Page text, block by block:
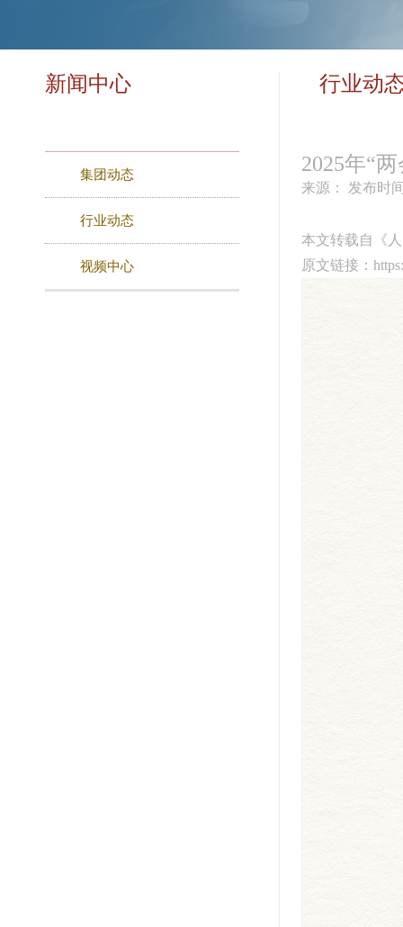
新闻中心
集团动态
行业动态
视频中心
行业动
2025年“
来源： 发布时
本文转载自《
原文链接：